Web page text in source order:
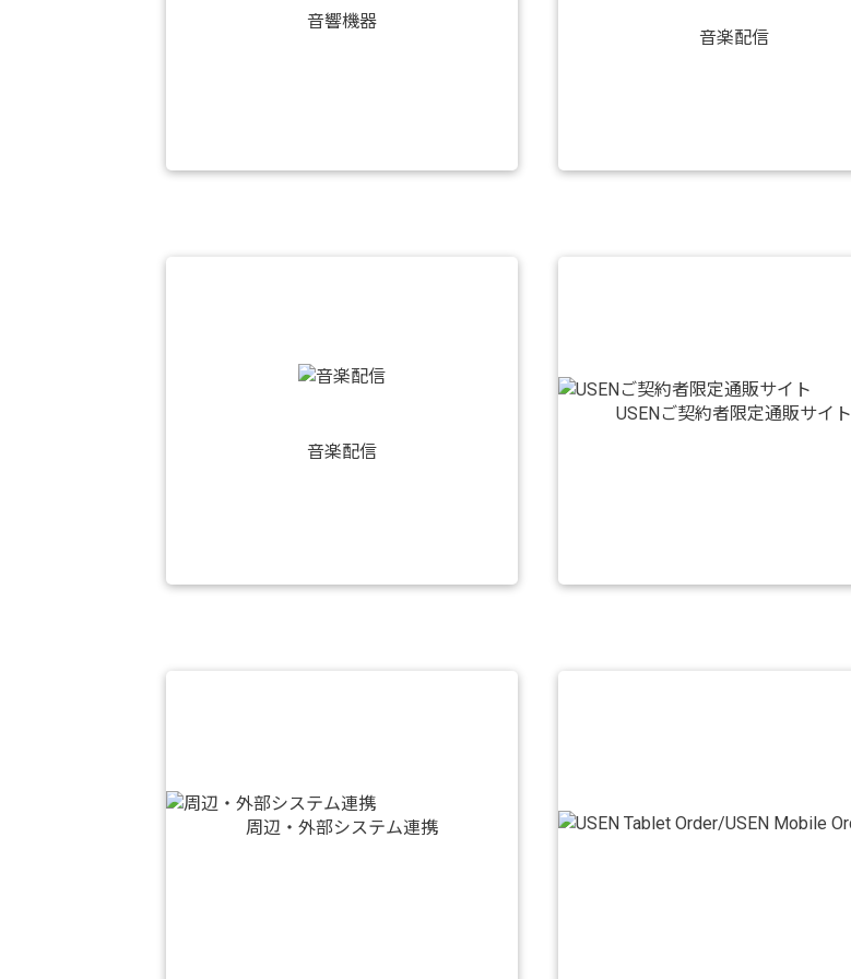
音響機器
音楽配信
音楽配信
USENご契約者限定通販サイト
周辺・外部システム連携